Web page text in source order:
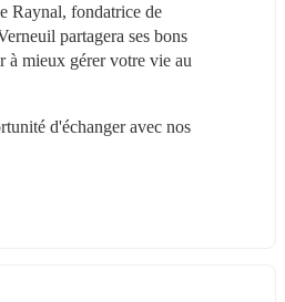
Raynal, fondatrice de
partagera ses bons
à mieux gérer votre vie au
d'échanger avec nos